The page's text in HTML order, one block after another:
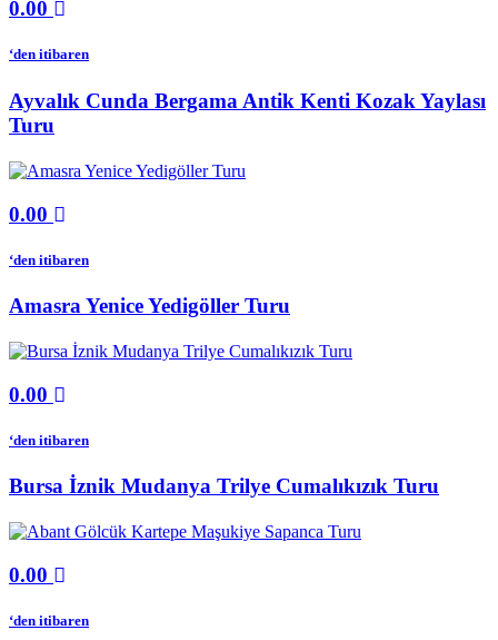
0.00
‘den itibaren
Ayvalık Cunda Bergama Antik Kenti Kozak Yaylası
Turu
0.00
‘den itibaren
Amasra Yenice Yedigöller Turu
0.00
‘den itibaren
Bursa İznik Mudanya Trilye Cumalıkızık Turu
0.00
‘den itibaren